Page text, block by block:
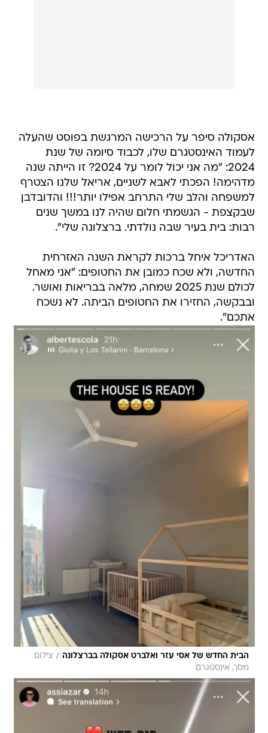
אסקולה סיפר על הרכישה המרגשת בפוסט שהעלה
לעמוד האינסטגרם שלו, לכבוד סיומה של שנת
2024: "מה אני יכול לומר על 2024? זו הייתה שנה
מדהימה! הפכתי לאבא לשניים, אריאל שלנו הצטרף
למשפחה והלב שלי התרחב אפילו יותר!!! והדובדבן
שבקצפת - הגשמתי חלום שהיה לנו במשך שנים
רבות: בית בעיר שבה נולדתי. ברצלונה שלי".
האדריכל איחל ברכות לקראת השנה האזרחית
החדשה, ולא שכח כמובן את החטופים: "אני מאחל
לכולם שנת 2025 שמחה, מלאה בבריאות ואושר.
ובבקשה, החזירו את החטופים הביתה. לא נשכח
אתכם".
הבית החדש של אסי עזר ואלברט אסקולה בברצלונה / צילום
מסך, אינסטגרם